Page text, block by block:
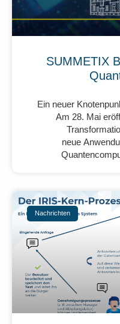
SUMMETIX
Ein neuer
Am 28. Mai
neue
Nachrichten